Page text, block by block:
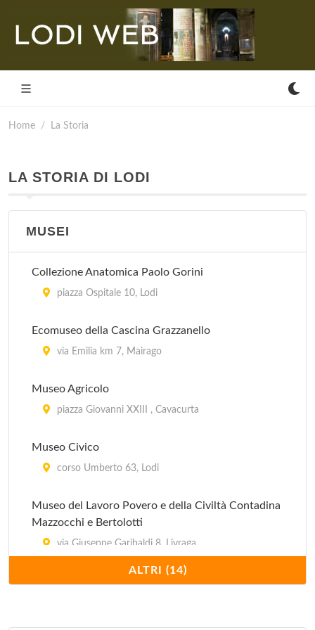
Home La Storia
LA STORIA DI LODI
MUSEI
Collezione Anatomica Paolo Gorini
piazza Ospitale 10, Lodi
Ecomuseo della Cascina Grazzanello
via Emilia km 7, Mairago
Museo Agricolo
piazza Giovanni XXIII , Cavacurta
Museo Civico
corso Umberto 63, Lodi
Museo del Lavoro Povero e della Civiltà Contadina
Mazzocchi e Bertolotti
via Giuseppe Garibaldi 8, Livraga
ALTRI (14)